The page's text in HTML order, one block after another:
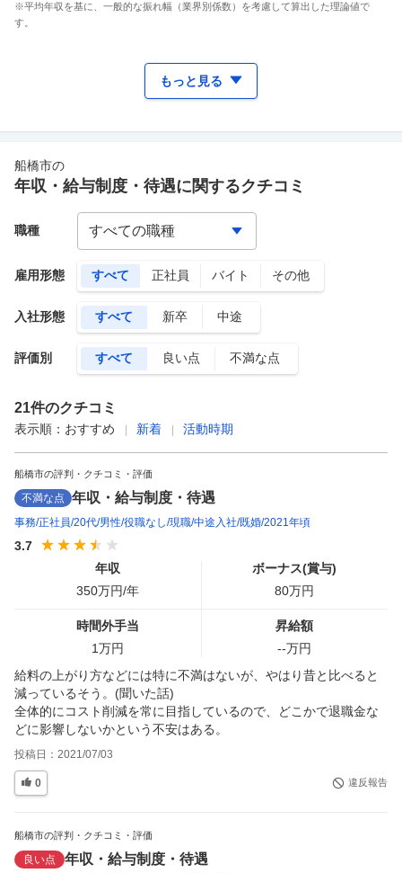
※平均年収を基に、一般的な振れ幅（業界別係数）を考慮して算出した理論値で
す。
もっと見る
船橋市の
年収・給与制度・待遇に関するクチコミ
雇用形態 すべて 正社員 バイト その他
入社形態 すべて 新卒 中途
評価別 すべて 良い点 不満な点
職種
21件のクチコミ
表示順： おすすめ 新着 活動時期
船橋市の評判・クチコミ・評価
不満な点 年収・給与制度・待遇
事務 正社員 20代 男性 役職なし 現職 中途入社 既婚 2021年頃
3.7
年収
350万円/年
ボーナス(賞与)
80万円
時間外手当
1万円
昇給額
--万円
給料の上がり方などには特に不満はないが、やはり昔と比べると
減っているそう。(聞いた話)
全体的にコスト削減を常に目指しているので、どこかで退職金な
どに影響しないかという不安はある。
投稿日： 2021/07/03
0 違反報告
船橋市の評判・クチコミ・評価
良い点 年収・給与制度・待遇